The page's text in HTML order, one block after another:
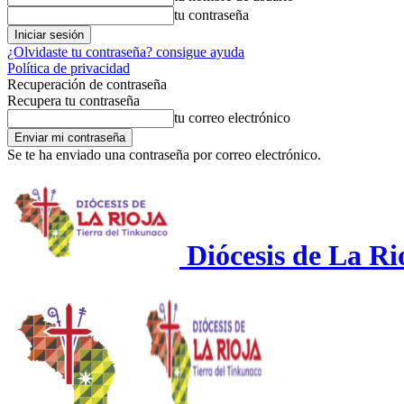
tu contraseña
¿Olvidaste tu contraseña? consigue ayuda
Política de privacidad
Recuperación de contraseña
Recupera tu contraseña
tu correo electrónico
Se te ha enviado una contraseña por correo electrónico.
Diócesis de La